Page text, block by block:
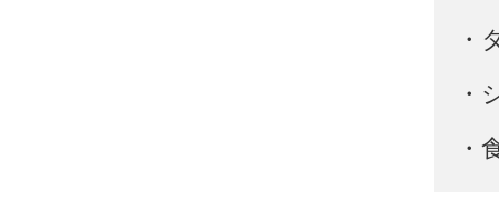
・
・
・